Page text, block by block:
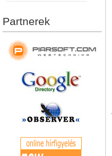
Partnerek